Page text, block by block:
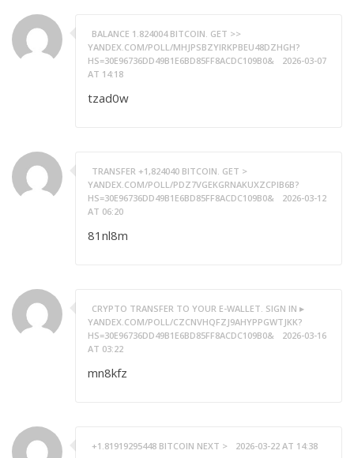
BALANCE 1.824004 BITCOIN. GET >>
YANDEX.COM/POLL/MHJPSBZYIRKPBEU48DZHGH?
HS=30E96736DD49B1E6BD85FF8ACDC109B0&
2026-03-07
AT 14:18
tzad0w
TRANSFER +1,824040 BITCOIN. GET >
YANDEX.COM/POLL/PDZ7VGEKGRNAKUXZCPIB6B?
HS=30E96736DD49B1E6BD85FF8ACDC109B0&
2026-03-12
AT 06:20
81nl8m
CRYPTO TRANSFER TO YOUR E-WALLET. SIGN IN ▸
YANDEX.COM/POLL/CZCNVHQFZJ9AHYPPGWTJKK?
HS=30E96736DD49B1E6BD85FF8ACDC109B0&
2026-03-16
AT 03:22
mn8kfz
+1.81919295448 ВITСОIN NEXT > 2026-03-22 AT 14:38